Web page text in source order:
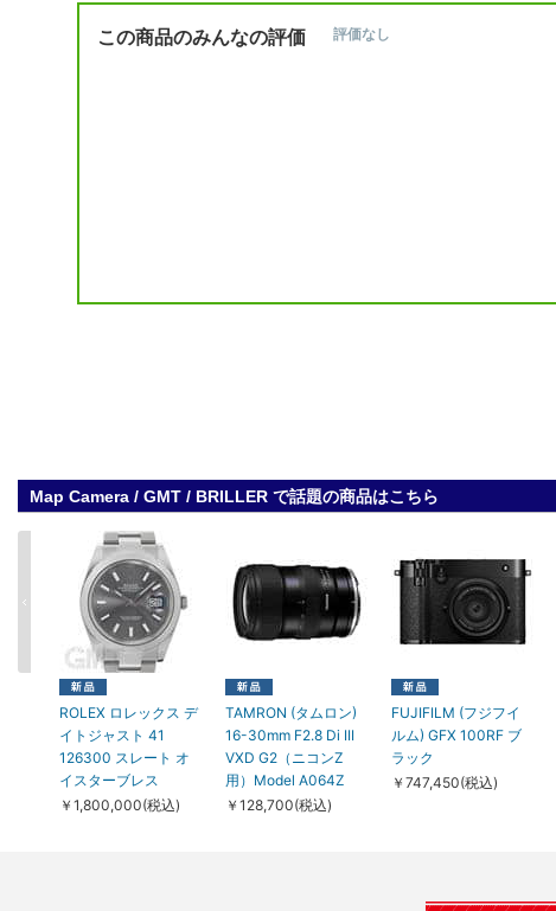
この商品のみんなの評価 評価なし
Map Camera / GMT / BRILLER で話題の商品はこちら
ROLEX ロレックス デ
イトジャスト 41
126300 スレート オ
イスターブレス
￥1,800,000(税込)
TAMRON (タムロン)
16-30mm F2.8 Di III
VXD G2（ニコンZ
用）Model A064Z
￥128,700(税込)
FUJIFILM (フジフイ
ルム) GFX 100RF ブ
ラック
￥747,450(税込)